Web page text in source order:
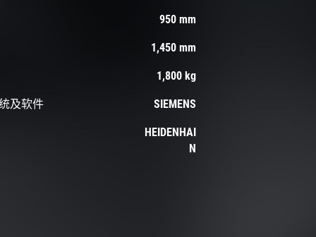
950 mm
1,450 mm
1,800 kg
及软件 SIEMENS
HEIDENHAI
N